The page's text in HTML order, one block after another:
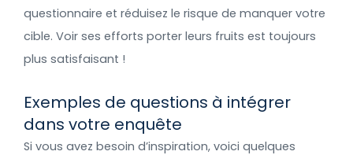
questionnaire et réduisez le risque de manquer votre
cible. Voir ses efforts porter leurs fruits est toujours
plus satisfaisant !
Exemples de questions à intégrer
dans votre enquête
Si vous avez besoin d’inspiration, voici quelques